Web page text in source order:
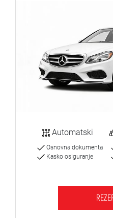
Automatski
Osnovna dokumenta
Kasko osiguranje